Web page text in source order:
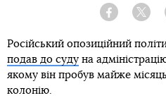
Facebook
Російський опозиційний
подав до суду на
якому він пробув майже
колонію.